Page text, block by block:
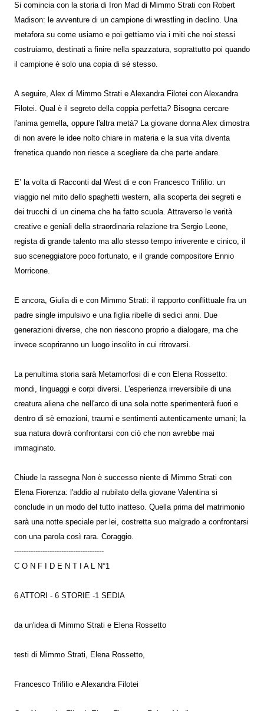
Si comincia con la storia di Iron Mad di Mimmo Strati con Robert
Madison: le avventure di un campione di wrestling in declino. Una
metafora su come usiamo e poi gettiamo via i miti che noi stessi
costruiamo, destinati a finire nella spazzatura, soprattutto poi quando
il campione è solo una copia di sé stesso.
A seguire, Alex di Mimmo Strati e Alexandra Filotei con Alexandra
Filotei. Qual è il segreto della coppia perfetta? Bisogna cercare
l'anima gemella, oppure l'altra metà? La giovane donna Alex dimostra
di non avere le idee nolto chiare in materia e la sua vita diventa
frenetica quando non riesce a scegliere da che parte andare.
E’ la volta di Racconti dal West di e con Francesco Trifilio: un
viaggio nel mito dello spaghetti western, alla scoperta dei segreti e
dei trucchi di un cinema che ha fatto scuola. Attraverso le verità
creative e geniali della straordinaria relazione tra Sergio Leone,
regista di grande talento ma allo stesso tempo irriverente e cinico, il
suo sceneggiatore poco fortunato, e il grande compositore Ennio
Morricone.
E ancora, Giulia di e con Mimmo Strati: il rapporto conflittuale fra un
padre single impulsivo e una figlia ribelle di sedici anni. Due
generazioni diverse, che non riescono proprio a dialogare, ma che
invece scopriranno un luogo insolito in cui ritrovarsi.
La penultima storia sarà Metamorfosi di e con Elena Rossetto:
mondi, linguaggi e corpi diversi. L'esperienza irreversibile di una
creatura aliena che nell'arco di una sola notte sperimenterà fuori e
dentro di sè emozioni, traumi e sentimenti autenticamente umani; la
sua natura dovrà confrontarsi con ciò che non avrebbe mai
immaginato.
Chiude la rassegna Non è successo niente di Mimmo Strati con
Elena Fiorenza: l'addio al nubilato della giovane Valentina si
conclude in un modo del tutto inatteso. Quella prima del matrimonio
sarà una notte speciale per lei, costretta suo malgrado a confrontarsi
con una parola così rara. Coraggio.
--------------------------------------
C O N F I D E N T I A L N°1
6 ATTORI - 6 STORIE -1 SEDIA
da un'idea di Mimmo Strati e Elena Rossetto
testi di Mimmo Strati, Elena Rossetto,
Francesco Trifilio e Alexandra Filotei